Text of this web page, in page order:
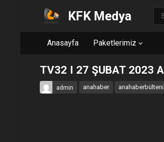
KFK Medya
Anasayfa Paketlerimiz
TV32 I 27 ŞUBAT 2023
admin anahaber anahaberbülteni